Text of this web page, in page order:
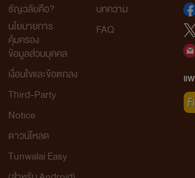
ให้นายท่านได้รับความเพลิดเพลินอย่างถึงที่สุด
เก๋อเก๋อหวังเป็นอย่างยิ่งว่านิยายของเราจะเติมเต็มควา
อย่างพึงพอใจ และเชื่อมั่นว่านายท่านจะสนับสนุนนิยายของเร
การคัดสรรนิยายเรื่องอื่นๆ ของเราต่อไปในอนาคต
สามารถเข้ามาแจ้งกับเราได้ในทุกช่องทางการติดต่อ
ด้วยเจ้าค่ะ
ธัญวลัยคือ?
นโยบายการ
คุ้มครอง
ข้อมูลส่วนบุคคล
เงื่อนไขและข้อตกลง
Third-Party
Notice
ดาวน์โหลด
Tunwalai Easy
บทความ
FAQ
แ